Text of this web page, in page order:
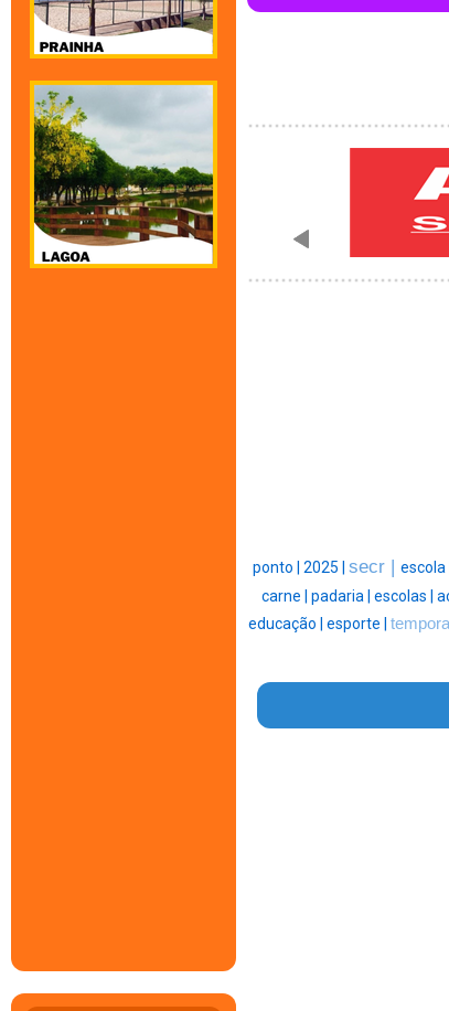
ponto | 2025 | secr | escola |
carne | padaria | escolas |
educação | esporte |